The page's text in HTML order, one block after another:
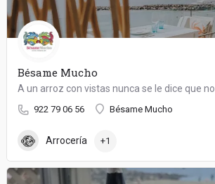
Bésame Mucho
A un arroz con vistas nunca se le dice que no
922 79 06 56 Bésame Mucho
Arrocería +1